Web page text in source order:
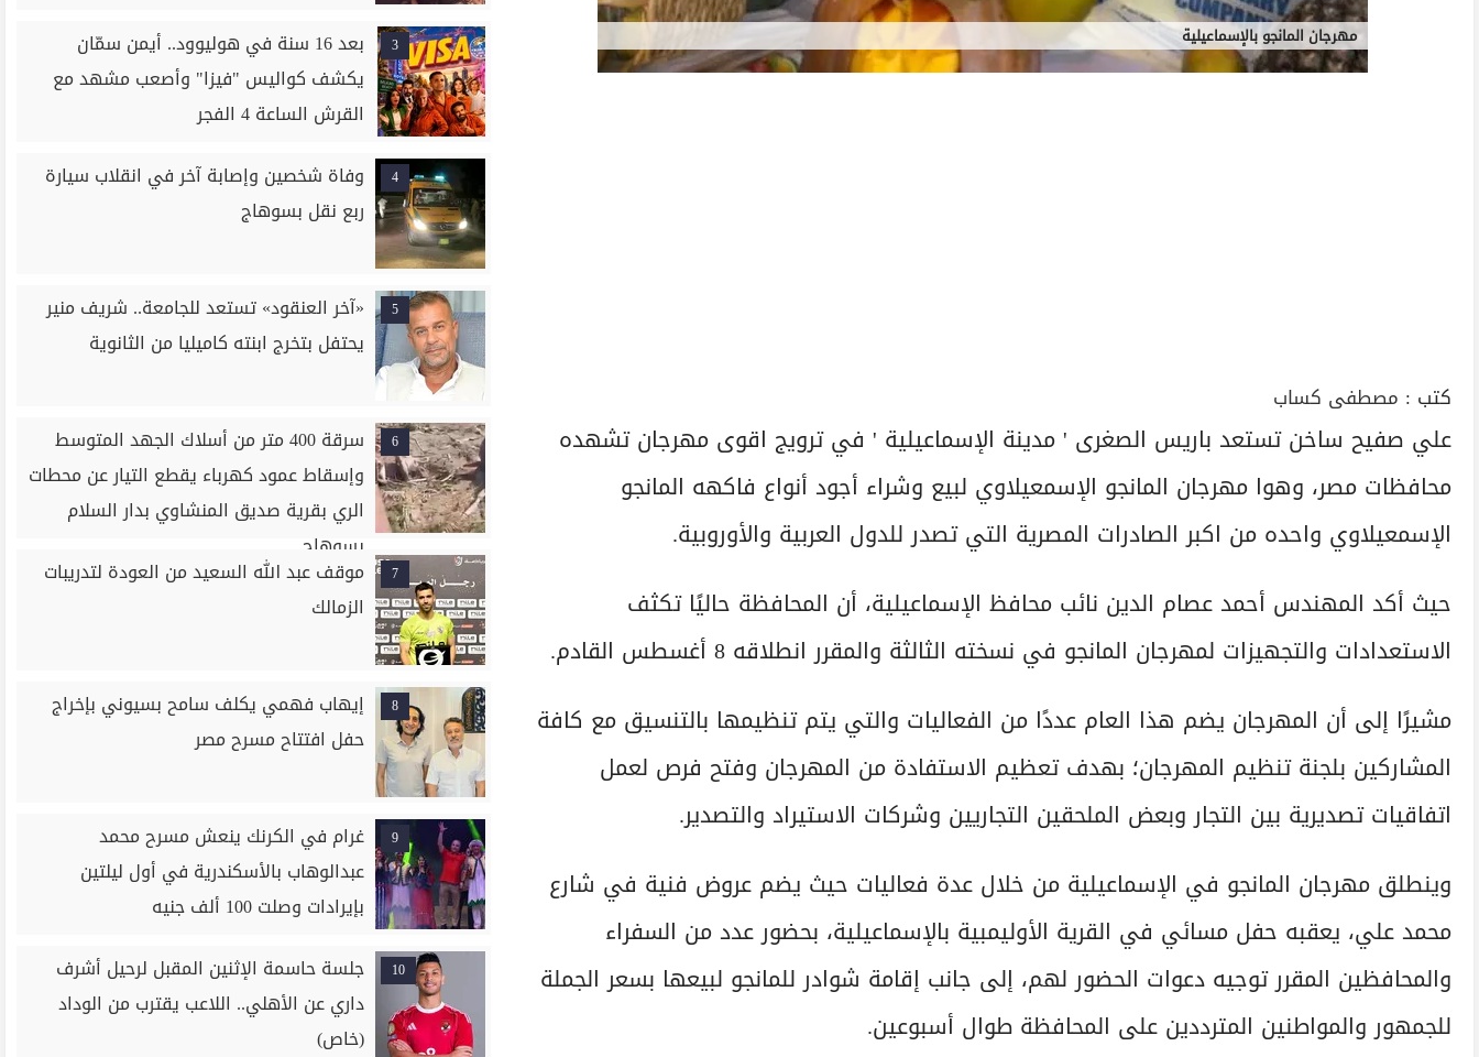
مهرجان المانجو بالإسماعيلية
كتب : مصطفى كساب
علي صفيح ساخن تستعد باريس الصغرى ' مدينة الإسماعيلية ' في ترويج اقوى مهرجان تشهده
محافظات مصر، وهوا مهرجان المانجو الإسمعيلاوي لبيع وشراء أجود أنواع فاكهه المانجو
الإسمعيلاوي واحده من اكبر الصادرات المصرية التي تصدر للدول العربية والأوروبية.
حيث أكد المهندس أحمد عصام الدين نائب محافظ الإسماعيلية، أن المحافظة حاليًا تكثف
الاستعدادات والتجهيزات لمهرجان المانجو في نسخته الثالثة والمقرر انطلاقه 8 أغسطس القادم.
مشيرًا إلى أن المهرجان يضم هذا العام عددًا من الفعاليات والتي يتم تنظيمها بالتنسيق مع كافة
المشاركين بلجنة تنظيم المهرجان؛ بهدف تعظيم الاستفادة من المهرجان وفتح فرص لعمل
اتفاقيات تصديرية بين التجار وبعض الملحقين التجاريين وشركات الاستيراد والتصدير.
وينطلق مهرجان المانجو في الإسماعيلية من خلال عدة فعاليات حيث يضم عروض فنية في شارع
محمد علي، يعقبه حفل مسائي في القرية الأوليمبية بالإسماعيلية، بحضور عدد من السفراء
والمحافظين المقرر توجيه دعوات الحضور لهم، إلى جانب إقامة شوادر للمانجو لبيعها بسعر الجملة
للجمهور والمواطنين المترددين على المحافظة طوال أسبوعين.
3
بعد 16 سنة في هوليوود.. أيمن سمّان
يكشف كواليس "فيزا" وأصعب مشهد مع
القرش الساعة 4 الفجر
4
وفاة شخصين وإصابة آخر في انقلاب سيارة
ربع نقل بسوهاج
5
«آخر العنقود» تستعد للجامعة.. شريف منير
يحتفل بتخرج ابنته كاميليا من الثانوية
6
سرقة 400 متر من أسلاك الجهد المتوسط
وإسقاط عمود كهرباء يقطع التيار عن محطات
الري بقرية صديق المنشاوي بدار السلام
بسوهاج
7
موقف عبد الله السعيد من العودة لتدريبات
الزمالك
8
إيهاب فهمي يكلف سامح بسيوني بإخراج
حفل افتتاح مسرح مصر
9
غرام في الكرنك ينعش مسرح محمد
عبدالوهاب بالأسكندرية في أول ليلتين
بإيرادات وصلت 100 ألف جنيه
10
جلسة حاسمة الإثنين المقبل لرحيل أشرف
داري عن الأهلي.. اللاعب يقترب من الوداد
(خاص)